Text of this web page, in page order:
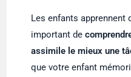
Les enfants
important de
assimile le mieux une
que votre enfant